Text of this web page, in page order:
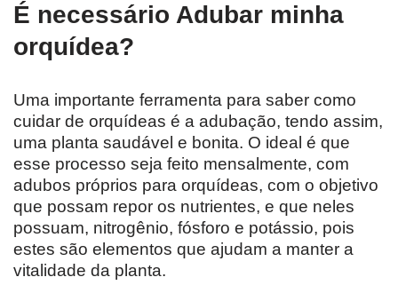
É necessário Adubar minha
orquídea?
Uma importante ferramenta para saber como
cuidar de orquídeas é a adubação, tendo assim,
uma planta saudável e bonita. O ideal é que
esse processo seja feito mensalmente, com
adubos próprios para orquídeas, com o objetivo
que possam repor os nutrientes, e que neles
possuam, nitrogênio, fósforo e potássio, pois
estes são elementos que ajudam a manter a
vitalidade da planta.